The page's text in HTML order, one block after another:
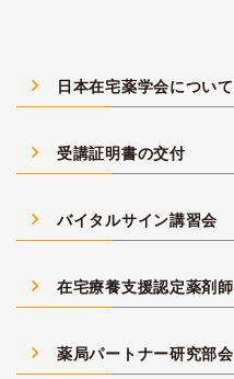
navigate_next 日本在宅薬学会について
navigate_next 受講証明書の交付
navigate_next バイタルサイン講習会
navigate_next 在宅療養支援認定薬剤師
navigate_next 薬局パートナー研究部会